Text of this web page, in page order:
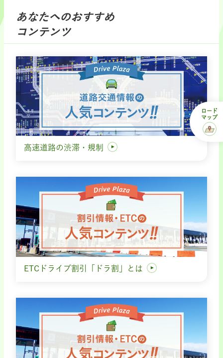
あなたへのおすすめ
コンテンツ
高速道路の渋滞・規制
ETCドライブ割引「ドラ割」とは
ロード
マップ